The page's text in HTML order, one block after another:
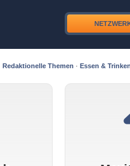
Redaktionelle Themen · Essen &